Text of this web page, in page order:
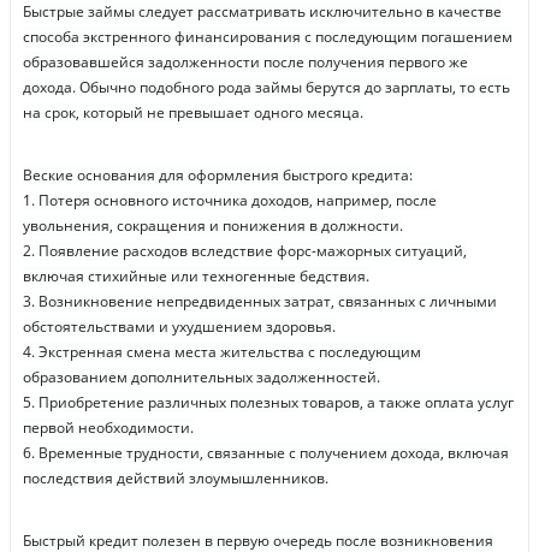
Быстрые займы следует рассматривать исключительно в качестве
способа экстренного финансирования с последующим погашением
образовавшейся задолженности после получения первого же
дохода. Обычно подобного рода займы берутся до зарплаты, то есть
на срок, который не превышает одного месяца.
Веские основания для оформления быстрого кредита:
1. Потеря основного источника доходов, например, после
увольнения, сокращения и понижения в должности.
2. Появление расходов вследствие форс-мажорных ситуаций,
включая стихийные или техногенные бедствия.
3. Возникновение непредвиденных затрат, связанных с личными
обстоятельствами и ухудшением здоровья.
4. Экстренная смена места жительства с последующим
образованием дополнительных задолженностей.
5. Приобретение различных полезных товаров, а также оплата услуг
первой необходимости.
6. Временные трудности, связанные с получением дохода, включая
последствия действий злоумышленников.
Быстрый кредит полезен в первую очередь после возникновения